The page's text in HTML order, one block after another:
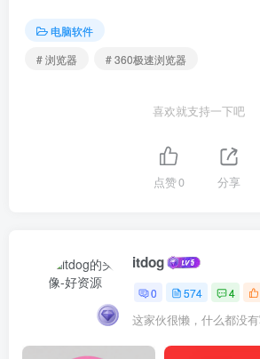
电脑软件
# 浏览器
# 360极速浏览器
喜欢就支持一下吧
点赞0 分享
itdog
0 574 4
这家伙很懒，什么都没